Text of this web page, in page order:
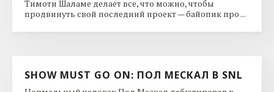
Тимоти Шаламе делает все, что можно, чтобы
продвинуть свой последний проект — байопик про ...
SHOW MUST GO ON: ПОЛ МЕСКАЛ В SNL